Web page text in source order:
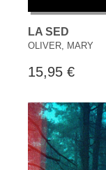
LA SED
OLIVER, MARY
15,95 €